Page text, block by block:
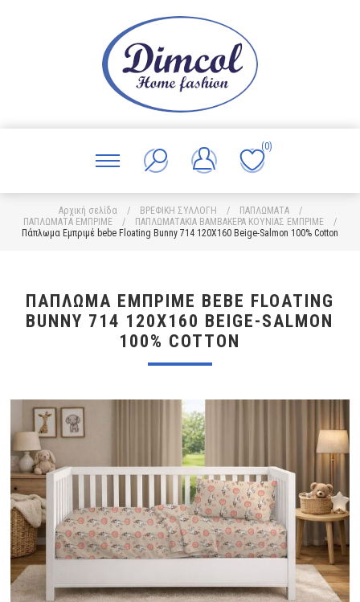
(0)
Αρχική σελίδα / ΒΡΕΦΙΚΗ ΣΥΛΛΟΓΗ / ΠΑΠΛΩΜΑΤΑ
/
ΠΑΠΛΩΜΑΤΑ ΕΜΠΡΙΜΕ
/ ΠΑΠΛΩΜΑΤΑΚΙΑ ΒΑΜΒΑΚΕΡΑ ΚΟΥΝΙΑΣ ΕΜΠΡΙΜΕ
/
Πάπλωμα Εμπριμέ bebe Floating Bunny 714 120X160 Beige-Salmon 100% Cotton
ΠΆΠΛΩΜΑ ΕΜΠΡΙΜΈ BEBE FLOATING
BUNNY 714 120X160 BEIGE-SALMON
100% COTTON